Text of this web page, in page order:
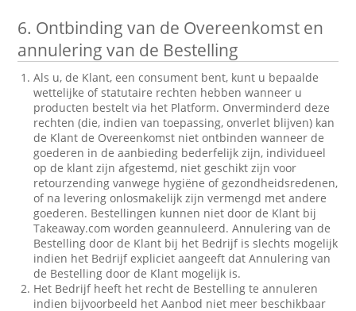
6. Ontbinding van de Overeenkomst en
annulering van de Bestelling
Als u, de Klant, een consument bent, kunt u bepaalde
wettelijke of statutaire rechten hebben wanneer u
producten bestelt via het Platform. Onverminderd deze
rechten (die, indien van toepassing, onverlet blijven) kan
de Klant de Overeenkomst niet ontbinden wanneer de
goederen in de aanbieding bederfelijk zijn, individueel
op de klant zijn afgestemd, niet geschikt zijn voor
retourzending vanwege hygiëne of gezondheidsredenen,
of na levering onlosmakelijk zijn vermengd met andere
goederen. Bestellingen kunnen niet door de Klant bij
Takeaway.com worden geannuleerd. Annulering van de
Bestelling door de Klant bij het Bedrijf is slechts mogelijk
indien het Bedrijf expliciet aangeeft dat Annulering van
de Bestelling door de Klant mogelijk is.
Het Bedrijf heeft het recht de Bestelling te annuleren
indien bijvoorbeeld het Aanbod niet meer beschikbaar